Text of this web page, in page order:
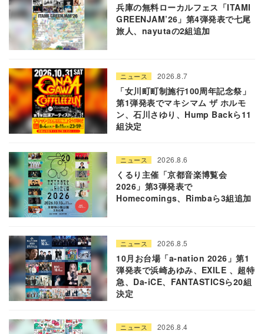
兵庫の無料ローカルフェス「ITAMI
GREENJAM’26」第4弾発表で七尾
旅人、nayutaの2組追加
ニュース 2026.8.7
「女川町町制施行100周年記念祭」
第1弾発表でマキシマム ザ ホルモ
ン、石川さゆり、Hump Backら11
組決定
ニュース 2026.8.6
くるり主催「京都音楽博覧会
2026」第3弾発表で
Homecomings、Rimbaら3組追加
ニュース 2026.8.5
10月お台場「a-nation 2026」第1
弾発表で浜崎あゆみ、EXILE 、超特
急、Da-iCE、FANTASTICSら20組
決定
ニュース 2026.8.4